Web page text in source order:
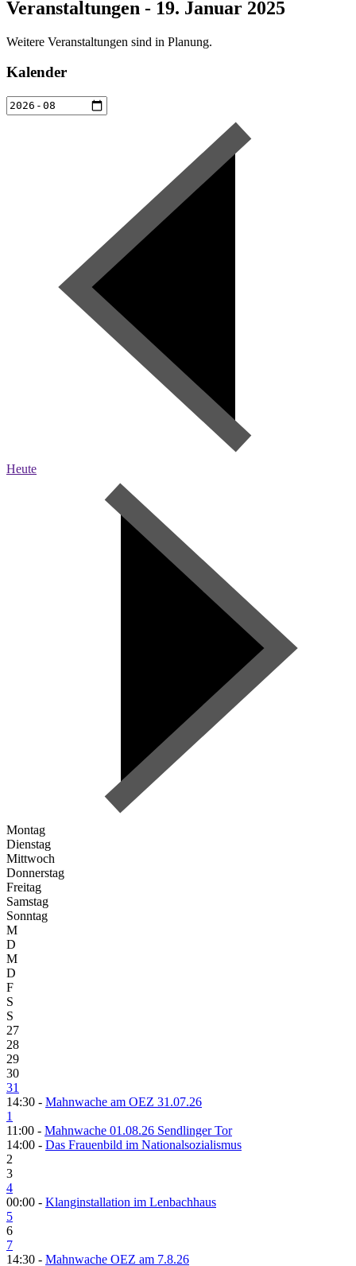
Veranstaltungen - 19. Januar 2025
Weitere Veranstaltungen sind in Planung.
Kalender
Heute
Montag
Dienstag
Mittwoch
Donnerstag
Freitag
Samstag
Sonntag
M
D
M
D
F
S
S
27
28
29
30
31
14:30 - Mahnwache am OEZ 31.07.26
1
11:00 - Mahnwache 01.08.26 Sendlinger Tor
14:00 - Das Frauenbild im Nationalsozialismus
2
3
4
00:00 - Klanginstallation im Lenbachhaus
5
6
7
14:30 - Mahnwache OEZ am 7.8.26